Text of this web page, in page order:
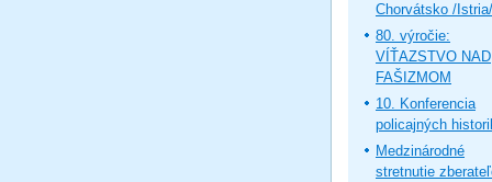
Chorvátsko /Istria/
80. výročie:
VÍŤAZSTVO NAD
FAŠIZMOM
10. Konferencia
policajných
Medzinárodné
stretnutie